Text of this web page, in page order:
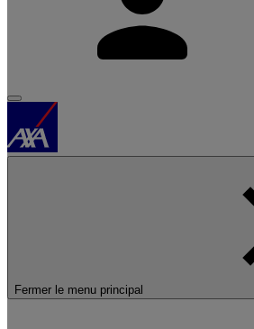
Fermer le menu principal